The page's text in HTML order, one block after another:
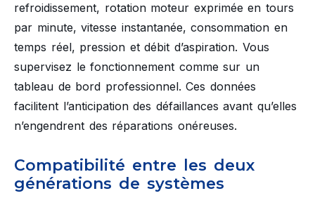
refroidissement, rotation moteur exprimée en tours
par minute, vitesse instantanée, consommation en
temps réel, pression et débit d’aspiration. Vous
supervisez le fonctionnement comme sur un
tableau de bord professionnel. Ces données
facilitent l’anticipation des défaillances avant qu’elles
n’engendrent des réparations onéreuses.
Compatibilité entre les deux
générations de systèmes